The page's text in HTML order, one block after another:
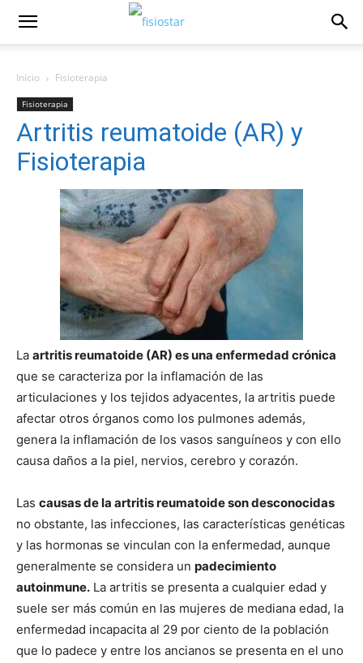
Inicio Fisioterapia
Fisioterapia
Artritis reumatoide (AR) y
Fisioterapia
La artritis reumatoide (AR) es una enfermedad crónica
que se caracteriza por la inflamación de las
articulaciones y los tejidos adyacentes, la artritis puede
afectar otros órganos como los pulmones además,
genera la inflamación de los vasos sanguíneos y con ello
causa daños a la piel, nervios, cerebro y corazón.
Las causas de la artritis reumatoide son desconocidas
no obstante, las infecciones, las características genéticas
y las hormonas se vinculan con la enfermedad, aunque
generalmente se considera un padecimiento
autoinmune. La artritis se presenta a cualquier edad y
suele ser más común en las mujeres de mediana edad, la
enfermedad incapacita al 29 por ciento de la población
que lo padece y entre los ancianos se presenta en el uno